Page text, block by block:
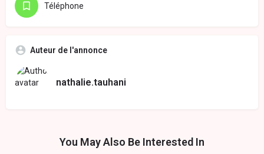
Téléphone
Auteur de l'annonce
nathalie.tauhani
You May Also Be Interested In